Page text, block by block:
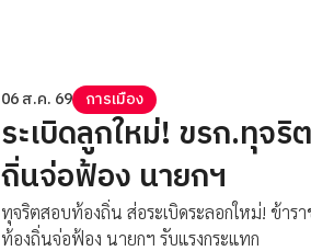
06 ส.ค. 69 การเมือง
ระเบิดลูกใหม่! ขรก.ทุจ
ถิ่นจ่อฟ้อง นายกฯ
ทุจริตสอบท้องถิ่น ส่อระเบิดระลอกใหม่! ข้าร
ท้องถิ่นจ่อฟ้อง นายกฯ รับแรงกระแทก